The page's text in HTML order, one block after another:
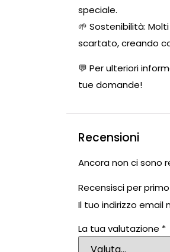
speciale.
🌱 Sostenibilità:
scartato, creando
💬 Per ulteriori
tue domande!
Recensioni
Ancora non ci sono
Recensisci per primo
Il tuo indirizzo email
La tua valutazione *